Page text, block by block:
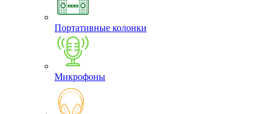
Портативные колонки
Микрофоны